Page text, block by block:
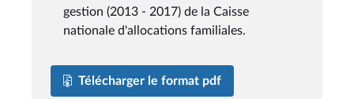
gestion (2013 - 2017) de la Caisse
nationale d'allocations familiales.
Télécharger le format pdf